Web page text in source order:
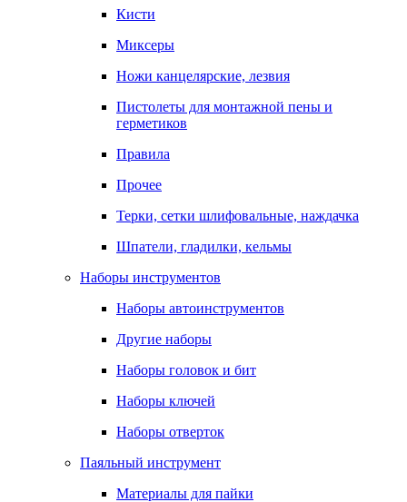
Кисти
Миксеры
Ножи канцелярские, лезвия
Пистолеты для монтажной пены и
герметиков
Правила
Прочее
Терки, сетки шлифовальные, наждачка
Шпатели, гладилки, кельмы
Наборы инструментов
Наборы автоинструментов
Другие наборы
Наборы головок и бит
Наборы ключей
Наборы отверток
Паяльный инструмент
Материалы для пайки